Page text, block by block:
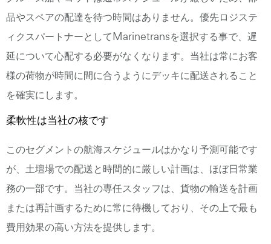
品やスペアの配達を待つ時間はありません。優先ロジステ
ィクスパートナーとしてMarinetransを選択する事で、遅
延について心配する必要がなくなります。当社は常にお客
様の荷物が時間に間に合うようにデッキに配送されること
を確実にします。
柔軟性は当社の核です
このセグメントの航海スケジュールはかなり予測可能です
が、土壇場での配送と時間的に厳しい計画は、ほぼ日常業
務の一部です。当社の専任スタッフは、貨物の輸送を計画
または再計画するために常に待機しており、その上で最も
費用効果の高い方法を提供します。